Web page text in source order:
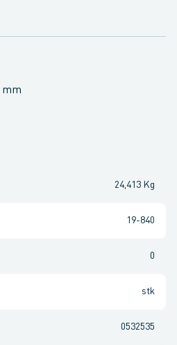
mm
24,413 Kg
19-840
0
stk
0532535